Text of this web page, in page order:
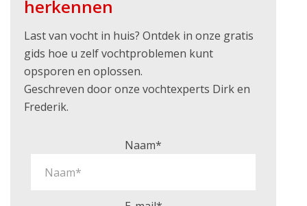
herkennen
Last van vocht in huis? Ontdek in onze gratis
gids hoe u zelf vochtproblemen kunt
opsporen en oplossen.
Geschreven door onze vochtexperts Dirk en
Frederik.
Naam*